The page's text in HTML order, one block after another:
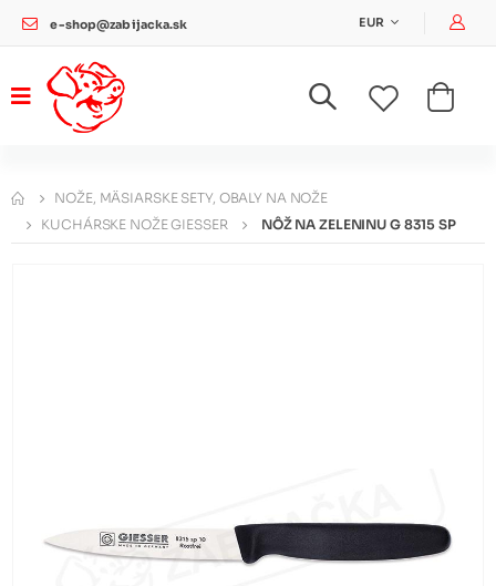
e-shop@zabijacka.sk EUR
NOŽE, MÄSIARSKE SETY, OBALY NA NOŽE
KUCHÁRSKE NOŽE GIESSER
NÔŽ NA ZELENINU G 8315 SP